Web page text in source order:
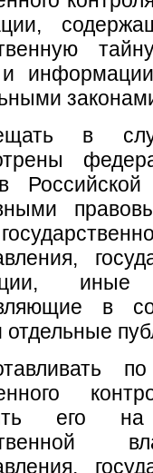
в
в
отдельные
его